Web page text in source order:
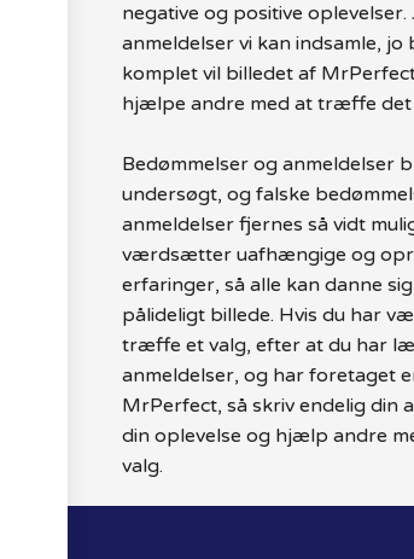
negative og positive oplevelser.
anmeldelser vi kan indsamle, jo
komplet vil billedet af
hjælpe andre med at træffe det
Bedømmelser og anmeldelser
undersøgt, og falske
anmeldelser fjernes så vidt
værdsætter uafhængige og
erfaringer, så alle kan danne
pålideligt billede. Hvis du har
træffe et valg, efter at du har
anmeldelser, og har foretaget
MrPerfect, så skriv endelig din
din oplevelse og hjælp andre
valg.